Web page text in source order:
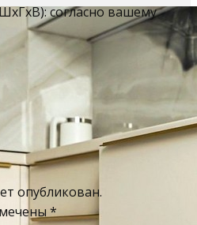
согласно вашему
опубликован.
*